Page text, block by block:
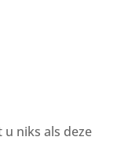
niks als deze